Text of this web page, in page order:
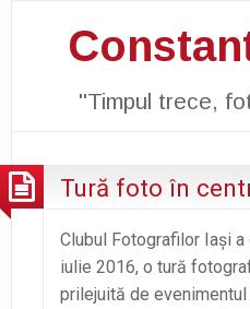
"Timpul trece,
Tură foto în
Clubul Fotografilor Iaşi
iulie 2016, o tură
prilejuită de